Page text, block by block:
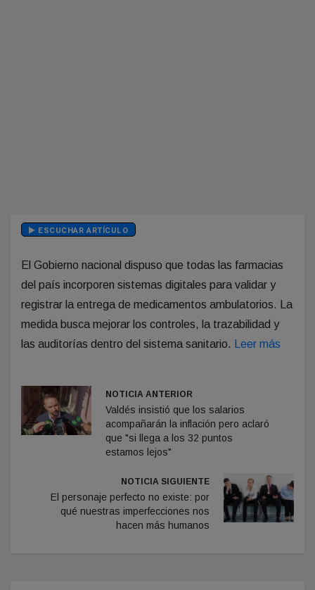
ESCUCHAR ARTÍCULO
El Gobierno nacional dispuso que todas las farmacias
del país incorporen sistemas digitales para validar y
registrar la entrega de medicamentos ambulatorios. La
medida busca mejorar los controles, la trazabilidad y
las auditorías dentro del sistema sanitario.
Leer más
NOTICIA ANTERIOR
Valdés insistió que los salarios
acompañarán la inflación pero aclaró
que "si llega a los 32 puntos
estamos lejos"
NOTICIA SIGUIENTE
El personaje perfecto no existe: por
qué nuestras imperfecciones nos
hacen más humanos